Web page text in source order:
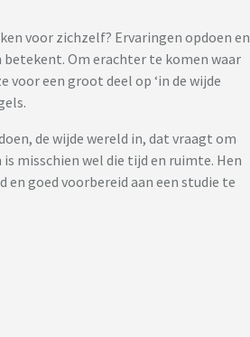
voor zichzelf? Ervaringen opdoen en
Om erachter te komen waar
voor een groot deel op ‘in de wijde
de wijde wereld in, dat vraagt om
misschien wel die tijd en ruimte. Hen
goed voorbereid aan een studie te